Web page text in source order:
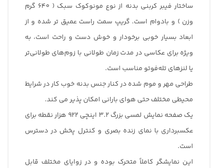
ساختار فیبر کربنی بدنه از نوع مونوکوک سبک ( 640 گرم
وزن ) و بادوام است. گریپ سمت راست عمیق تر شده و از
ابعاد بسیار خوبی برخودار و خوش دست و راحت است، به
ویژه برای عکاسی در مدت زمان طولانی با زوم‌های طولانی‌تر
یا لنزهای تله‌فوتو مناسب است.
طراحی مهر و موم شده در کنار جنس بدنه خوب کار در شرایط
محیطی مختلف حتی هوای بارانی امکان پذیر می کند.
یک صفحه نمایش لمسی بزرگ 3.2 اینچی 922 هزار نقطه برای
عکسبرداری با نمای زنده بصری و کنترل پخش در دسترس
است.
این نمایشگر کاملاً متحرک بوده و در زوایای مختلف قابل